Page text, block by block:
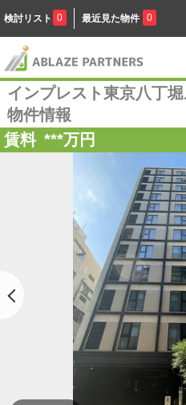
検討リスト 0 最近見た物件 0
インプレスト東京八丁
物件情報
賃料 ***万円